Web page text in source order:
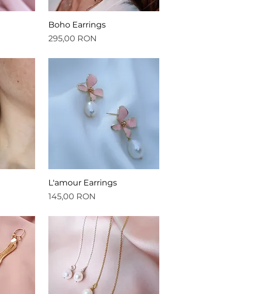
Afișare rapidă
Boho Earrings
Preț
295,00 RON
Afișare rapidă
L'amour Earrings
Preț
145,00 RON